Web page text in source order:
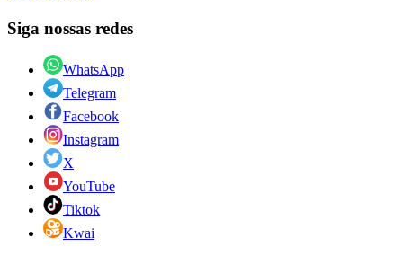
Siga nossas redes
WhatsApp
Telegram
Facebook
Instagram
X
YouTube
Tiktok
Kwai